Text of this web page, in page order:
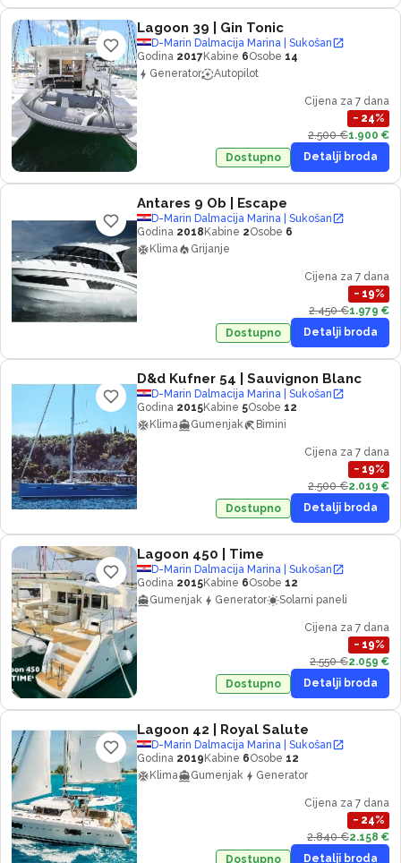
Lagoon 39 | Gin Tonic
D-Marin Dalmacija Marina | Sukošan
Godina 2017Kabine 6Osobe 14
Generator
Autopilot
Cijena za 7 dana
− 24%
2.500 €1.900 €
Dostupno
Detalji broda
Antares 9 Ob | Escape
D-Marin Dalmacija Marina | Sukošan
Godina 2018 Kabine 2Osobe 6
Klima
Grijanje
Cijena za 7 dana
− 19%
2.450 €1.979 €
Dostupno
Detalji broda
D&d Kufner 54 | Sauvignon Blanc
D-Marin Dalmacija Marina | Sukošan
Godina 2015Kabine 5Osobe 12
Klima
Gumenjak Bimini
Cijena za 7 dana
− 19%
2.500 €2.019 €
Dostupno
Detalji broda
Lagoon 450 | Time
D-Marin Dalmacija Marina | Sukošan
Godina 2015Kabine 6Osobe 12
Gumenjak
Generator Solarni paneli
Cijena za 7 dana
− 19%
2.550 €2.059 €
Dostupno
Detalji broda
Lagoon 42 | Royal Salute
D-Marin Dalmacija Marina | Sukošan
Godina 2019 Kabine 6Osobe 12
Klima
Gumenjak Generator
Cijena za 7 dana
− 24%
2.840 €2.158 €
Dostupno
Detalji broda